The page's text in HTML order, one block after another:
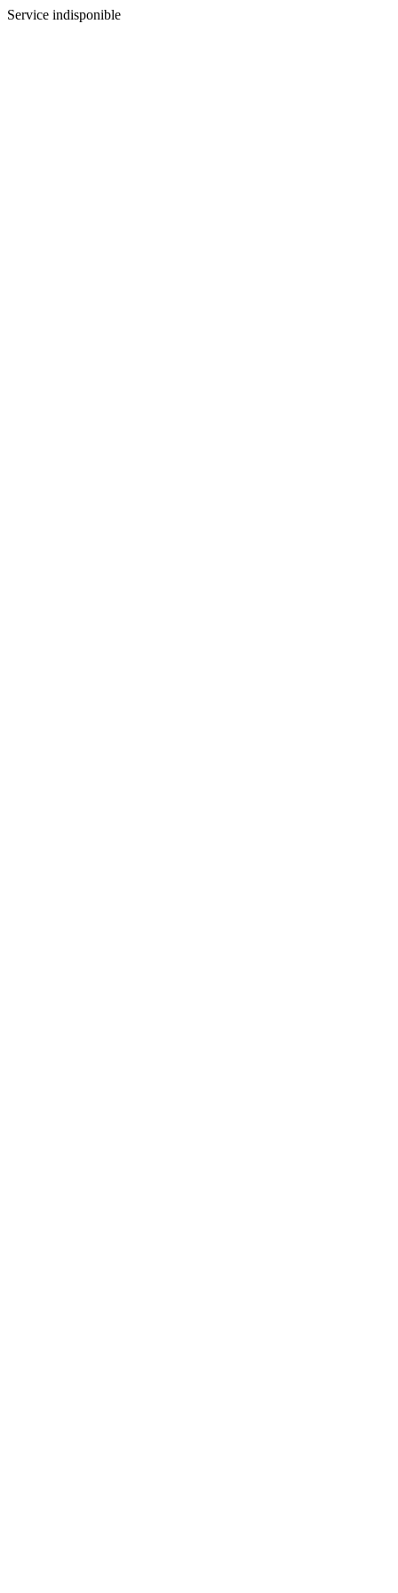
Service indisponible